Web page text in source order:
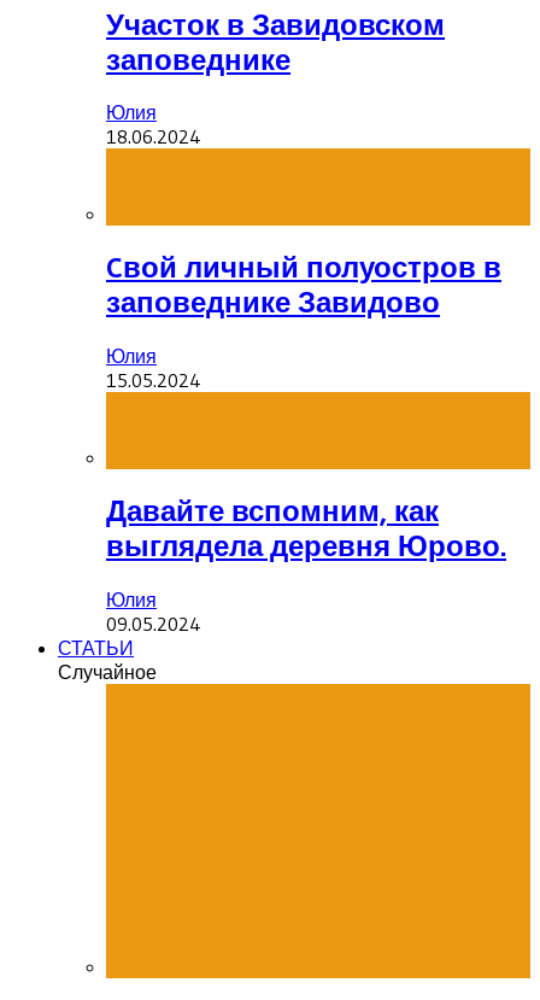
Участок в Завидовском
заповеднике
Юлия
18.06.2024
Cвой личный полуостров в
заповеднике Завидово
Юлия
15.05.2024
Давайте вспомним, как
выглядела деревня Юрово.
Юлия
09.05.2024
СТАТЬИ
Случайное